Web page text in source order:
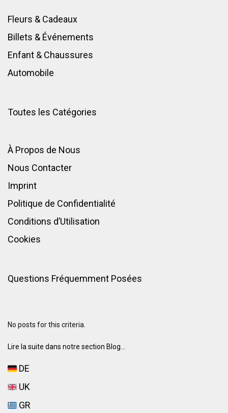
Fleurs & Cadeaux
Billets & Événements
Enfant & Chaussures
Automobile
Toutes les Catégories
À Propos de Nous
Nous Contacter
Imprint
Politique de Confidentialité
Conditions d’Utilisation
Cookies
Questions Fréquemment Posées
No posts for this criteria.
Lire la suite dans notre section Blog...
DE
UK
GR